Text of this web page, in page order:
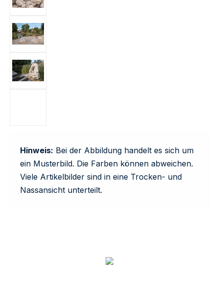
Hinweis: Bei der Abbildung handelt es sich um
ein Musterbild. Die Farben können abweichen.
Viele Artikelbilder sind in eine Trocken- und
Nassansicht unterteilt.